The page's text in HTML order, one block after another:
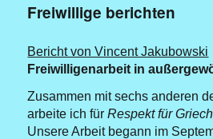
Freiwillige berichten
Bericht von Vincent Jakubowski
Freiwilligenarbeit in
Zusammen mit sechs anderen
arbeite ich fürRespekt für
Unsere Arbeit begann im